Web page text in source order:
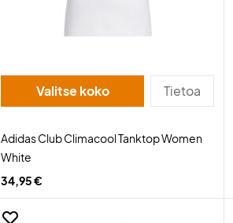
Valitse koko Tietoa
Adidas Club Climacool Tanktop Women
White
34,95 €